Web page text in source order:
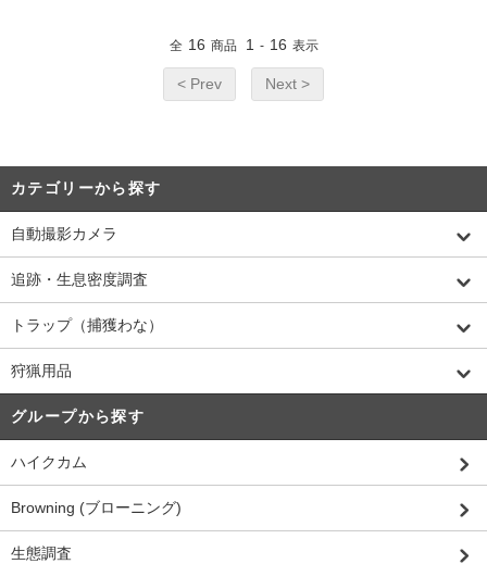
全 16 商品 1 - 16 表示
< Prev Next >
カテゴリーから探す
自動撮影カメラ
追跡・生息密度調査
トラップ（捕獲わな）
狩猟用品
グループから探す
ハイクカム
Browning (ブローニング)
生態調査